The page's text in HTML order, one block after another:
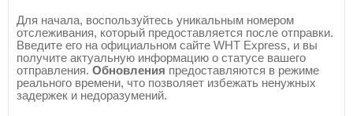
Для начала, воспользуйтесь уникальным номером
отслеживания, который предоставляется после отправки.
Введите его на официальном сайте WHT Express, и вы
получите актуальную информацию о статусе вашего
отправления. Обновления предоставляются в режиме
реального времени, что позволяет избежать ненужных
задержек и недоразумений.